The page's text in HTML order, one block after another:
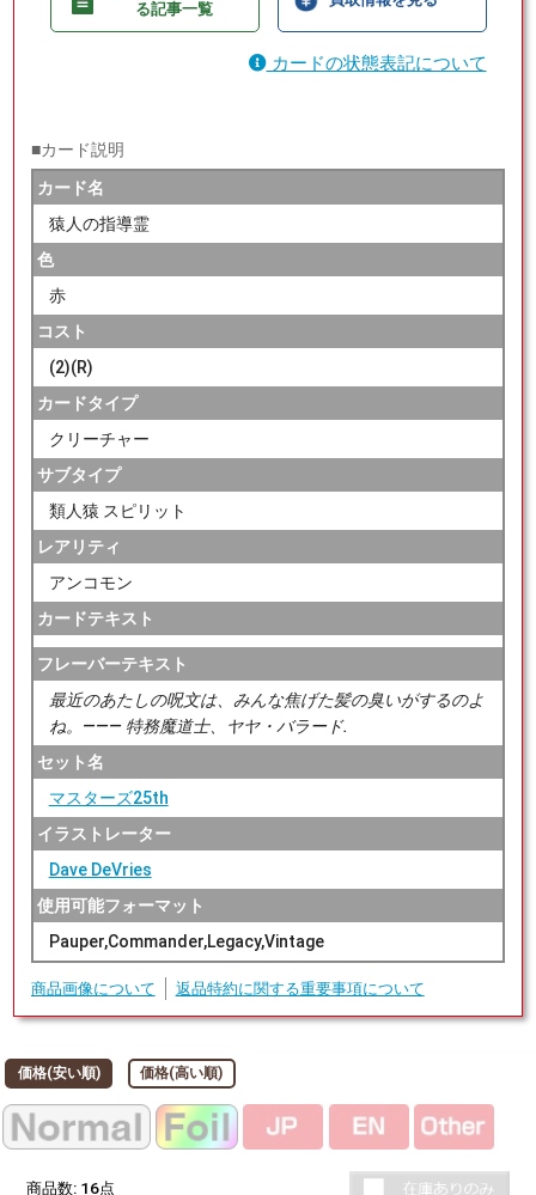
る記事一覧
カードの状態表記について
■カード説明
カード名
猿人の指導霊
色
赤
コスト
(2)(R)
カードタイプ
クリーチャー
サブタイプ
類人猿 スピリット
レアリティ
アンコモン
カードテキスト
フレーバーテキスト
最近のあたしの呪文は、みんな焦げた髪の臭いがするのよ
ね。――― 特務魔道士、ヤヤ・バラード.
セット名
マスターズ25th
イラストレーター
Dave DeVries
使用可能フォーマット
Pauper,Commander,Legacy,Vintage
商品画像について 返品特約に関する重要事項について
価格(安い順) 価格(高い順)
商品数: 16点